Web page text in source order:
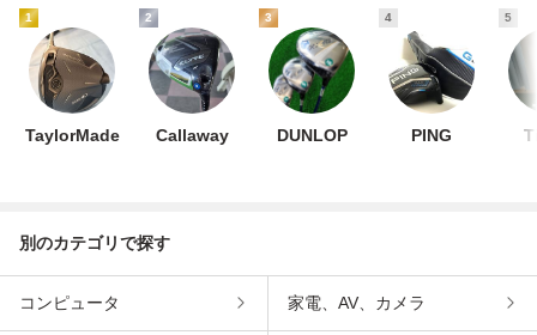
1
TaylorMade
2
Callaway
3
DUNLOP
4
PING
5
別のカテゴリで探す
コンピュータ 家電、AV、カメラ